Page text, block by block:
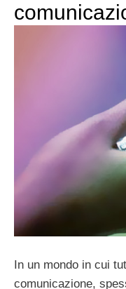
In un mondo in cui
comunicazione,